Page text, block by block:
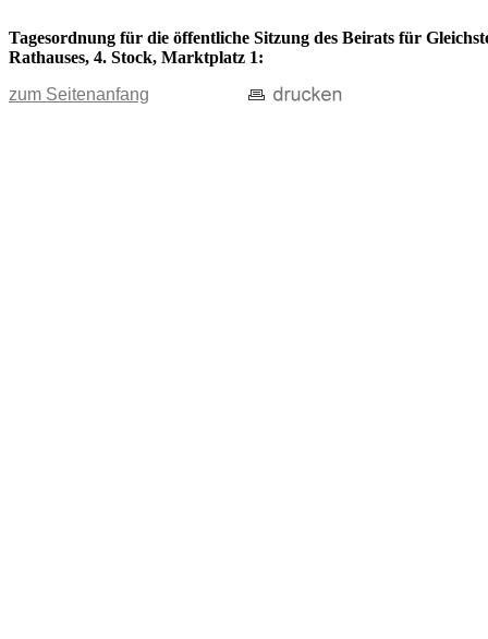
Tagesordnung für die öffentliche Sitzung des Beirats für
Rathauses, 4. Stock, Marktplatz 1:
zum Seitenanfang